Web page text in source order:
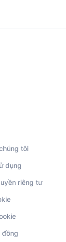
tôi
dụng
riêng tư
đồng